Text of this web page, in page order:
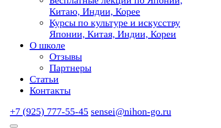
Китаю, Индии, Корее
Курсы по культуре и искусству
Японии, Китая, Индии, Кореи
О школе
Отзывы
Партнеры
Статьи
Контакты
+7 (925) 777-55-45 sensei@nihon-go.ru